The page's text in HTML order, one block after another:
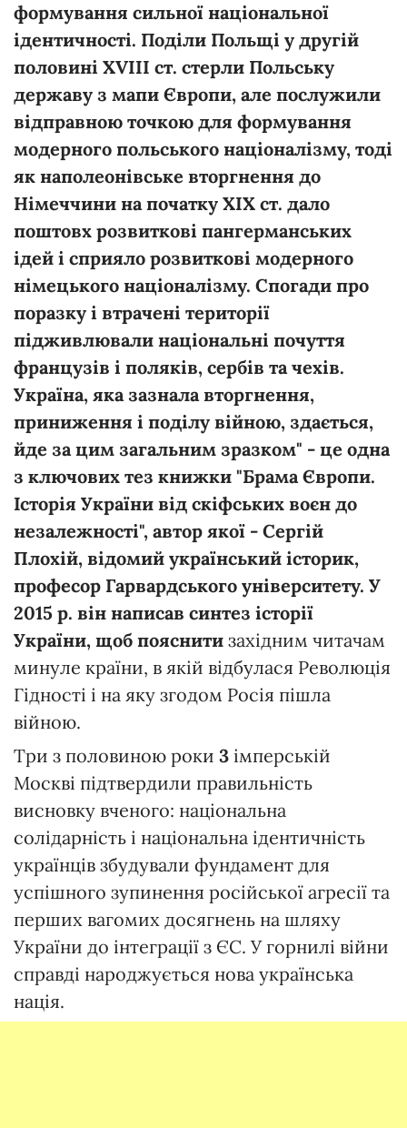
формування сильної національної
ідентичності. Поділи Польщі у другій
половині XVIII ст. стерли Польську
державу з мапи Європи, але послужили
відправною точкою для формування
модерного польського націоналізму, тоді
як наполеонівське вторгнення до
Німеччини на початку ХІХ ст. дало
поштовх розвиткові пангерманських
ідей і сприяло розвиткові модерного
німецького націоналізму. Спогади про
поразку і втрачені території
підживлювали національні почуття
французів і поляків, сербів та чехів.
Україна, яка зазнала вторгнення,
приниження і поділу війною, здається,
йде за цим загальним зразком" - це одна
з ключових тез книжки "Брама Європи.
Історія України від скіфських воєн до
незалежності", автор якої - Сергій
Плохій, відомий український історик,
професор Гарвардського університету. У
2015 р. він написав синтез історії
України, щоб пояснити західним читачам
минуле країни, в якій відбулася Революція
Гідності і на яку згодом Росія пішла
війною.
Три з половиною роки 3 імперській
Москві підтвердили правильність
висновку вченого: національна
солідарність і національна ідентичність
українців збудували фундамент для
успішного зупинення російської агресії та
перших вагомих досягнень на шляху
України до інтеграції з ЄС. У горнилі війни
справді народжується нова українська
нація.